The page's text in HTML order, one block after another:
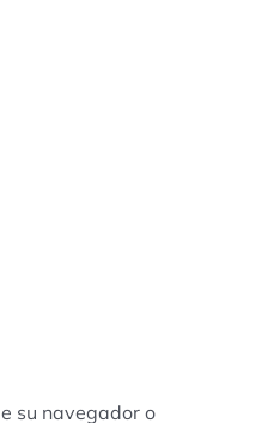
su navegador o